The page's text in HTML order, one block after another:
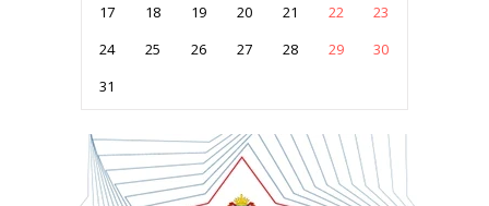
17
18 19 20 21 22
23
24
25 26 27 28 29
30
31